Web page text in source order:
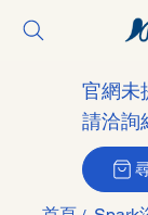
官網未
請洽詢